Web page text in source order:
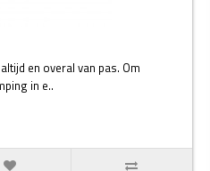
en overal van pas. Om
in e..